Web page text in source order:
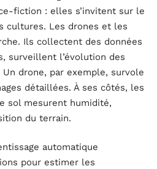
fiction : elles s’invitent sur le
cultures. Les drones et les
Ils collectent des données
surveillent l’évolution des
drone, par exemple, survole
détaillées. À ses côtés, les
sol mesurent humidité,
du terrain.
automatique
pour estimer les